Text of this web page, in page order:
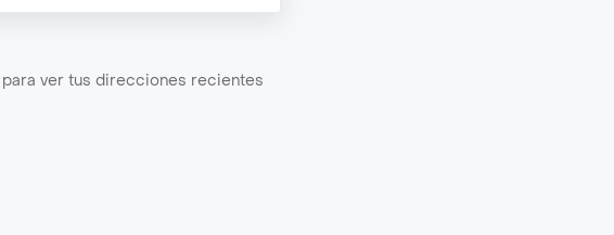
para ver tus direcciones recientes